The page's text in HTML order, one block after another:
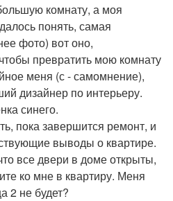
комнату, а моя
понять, самая
фото) вот оно,
превратить мою комнату
меня (с - самомнение),
дизайнер по интерьеру.
синего.
пока завершится ремонт, и
выводы о квартире.
все двери в доме открыты,
ко мне в квартиру. Меня
2 не будет?